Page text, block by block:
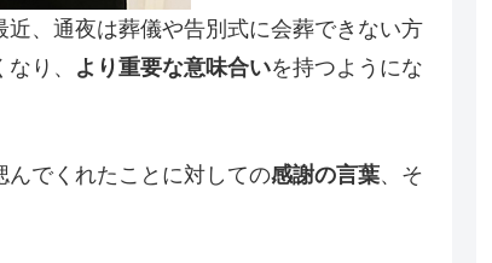
、通夜は葬儀や告別式に会葬できない方
り、
より重要な意味合いを持つようにな
でくれたことに対しての感謝の言葉、そ